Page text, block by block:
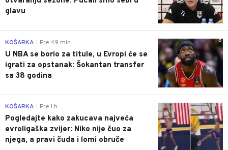
glavu
0
KOŠARKA Pre 49 min
U NBA se borio za titule, u Evropi će se
igrati za opstanak: Šokantan transfer
sa 38 godina
0
KOŠARKA Pre 1 h
Pogledajte kako zakucava najveća
evroligaška zvijer: Niko nije čuo za
njega, a pravi čuda i lomi obruče